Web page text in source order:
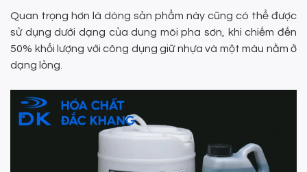
Quan trọng hơn là dòng sản phẩm này cũng có thể được
sử dụng dưới dạng của dung môi pha sơn, khi chiếm đến
50% khối lượng với công dụng giữ nhựa và một màu nằm ở
dạng lỏng.